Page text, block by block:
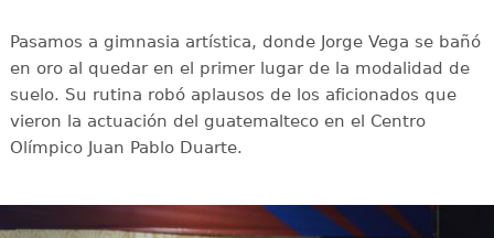
Pasamos a gimnasia artística, donde Jorge Vega se bañó
en oro al quedar en el primer lugar de la modalidad de
suelo. Su rutina robó aplausos de los aficionados que
vieron la actuación del guatemalteco en el Centro
Olímpico Juan Pablo Duarte.